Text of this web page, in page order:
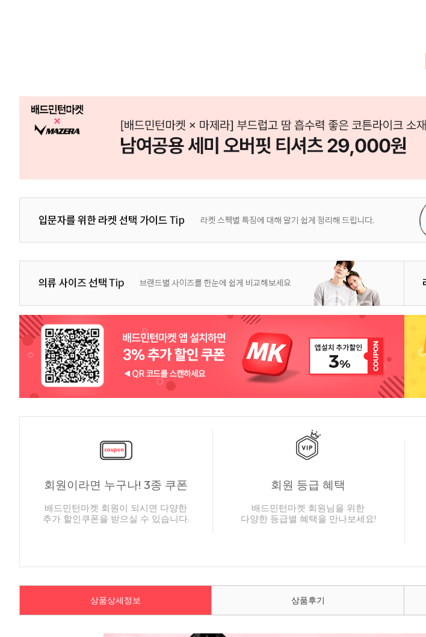
회원이라면 누구나! 3종 쿠폰
배드민턴마켓 회원이 되시면 다양한
추가 할인쿠폰을 받으실 수 있습니다.
회원 등급 혜택
배드민턴마켓 회원님을 위한
다양한 등급별 혜택을 만나보세요!
상품상세정보 상품후기